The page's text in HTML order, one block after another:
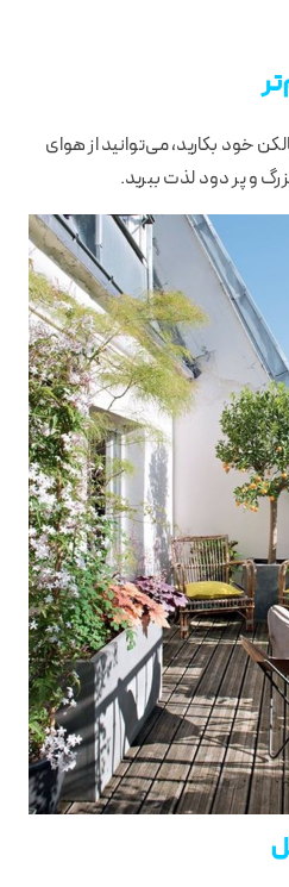
خود بکارید، می‌توانید از هوای
و پر دود لذت ببرید.